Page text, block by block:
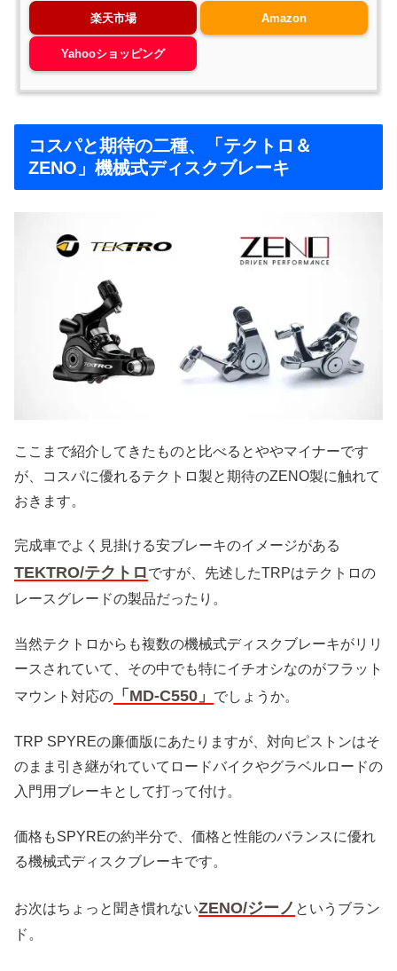
楽天市場 Amazon
Yahooショッピング
コスパと期待の二種、「テクトロ＆
ZENO」機械式ディスクブレーキ
ここまで紹介してきたものと比べるとややマイナーです
が、コスパに優れるテクトロ製と期待のZENO製に触れて
おきます。
完成車でよく見掛ける安ブレーキのイメージがある
TEKTRO/テクトロですが、先述したTRPはテクトロの
レースグレードの製品だったり。
当然テクトロからも複数の機械式ディスクブレーキがリリ
ースされていて、その中でも特にイチオシなのがフラット
マウント対応の 「MD-C550」 でしょうか。
TRP SPYREの廉価版にあたりますが、対向ピストンはそ
のまま引き継がれていてロードバイクやグラベルロードの
入門用ブレーキとして打って付け。
価格もSPYREの約半分で、価格と性能のバランスに優れ
る機械式ディスクブレーキです。
お次はちょっと聞き慣れないZENO/ジーノ というブラン
ド。